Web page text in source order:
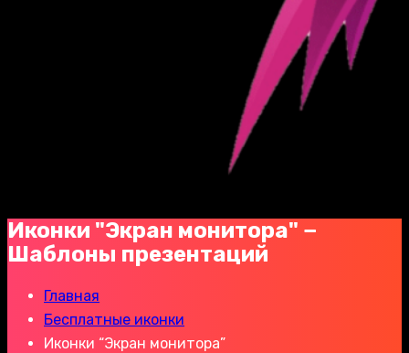
Иконки "Экран монитора" −
Шаблоны презентаций
Главная
Бесплатные иконки
Иконки “Экран монитора”